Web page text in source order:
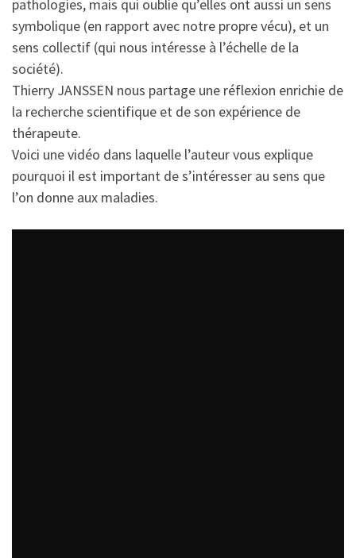
pathologies, mais qui oublie qu’elles ont aussi un sens
symbolique (en rapport avec notre propre vécu), et un
sens collectif (qui nous intéresse à l’échelle de la
société).
Thierry JANSSEN nous partage une réflexion enrichie de
la recherche scientifique et de son expérience de
thérapeute.
Voici une vidéo dans laquelle l’auteur vous explique
pourquoi il est important de s’intéresser au sens que
l’on donne aux maladies.